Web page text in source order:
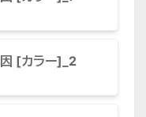
[カラー]_2